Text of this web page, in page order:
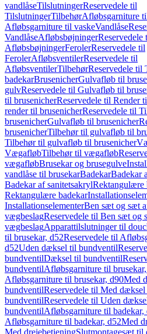
vandlåseTilslutningerReservedele til
TilslutningerTilbehørAfløbsgarniture
Afløbsgarniture til vaskeVandlåse
VandlåseAfløbsbøjningerReservedele
AfløbsbøjningerFerolerReservedele til
FerolerAfløbsventilerReservedele til
AfløbsventilerTilbehørReservedele til
badekarBrusenicherGulvafløb til
gulvReservedele til Gulvafløb til
til brusenicherReservedele til Render
render til brusenicherReservedele til
brusenicherGulvafløb til brusenicher
brusenicherTilbehør til gulvafløb til
Tilbehør til gulvafløb til brusenicher
VægafløbTilbehør til vægafløb
vægafløbBrusekar og brusegulve
vandlåse til brusekarBadekarBadekar
Badekar af sanitetsakrylRektangulære
Rektangulære badekar
InstallationselementerBen sæt og sæt
vægbeslagReservedele til Ben sæt og
vægbeslagApparattilslutninger til
til brusekar, d52Reservedele til
d52Uden dæksel til bundventil
bundventilDæksel til bundventil
bundventilAfløbsgarniture til
Afløbsgarniture til brusekar, d90Med
bundventilReservedele til Med
bundventilReservedele til Uden
bundventilAfløbsgarniture til badekar,
Afløbsgarniture til badekar, d52Med
Med drejebetjeningSlutmontagesæt til